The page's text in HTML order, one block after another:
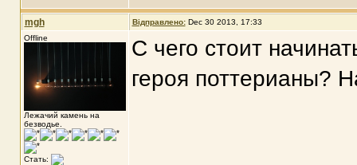
mgh Відправлено: Dec 30 2013, 17:33
Offline
Лежачий камень на
безводье.
Стать:
С чего стоит
героя поттерианы?